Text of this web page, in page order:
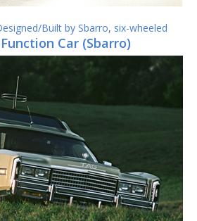
Built by Sbarro, six-wheeled
Car (Sbarro)